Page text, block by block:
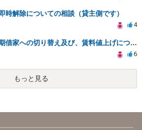
時解除についての相談（貸主側です）
4
普通借家から定期借家への切り替え及び、賃料値上げについて
6
もっと見る